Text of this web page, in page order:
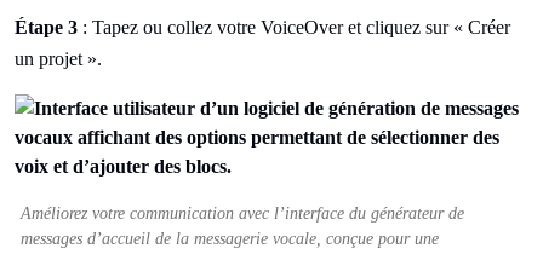
Étape 3 : Tapez ou collez votre VoiceOver et cliquez sur « Créer
un projet ».
Améliorez votre communication avec l’interface du générateur de
messages d’accueil de la messagerie vocale, conçue pour une